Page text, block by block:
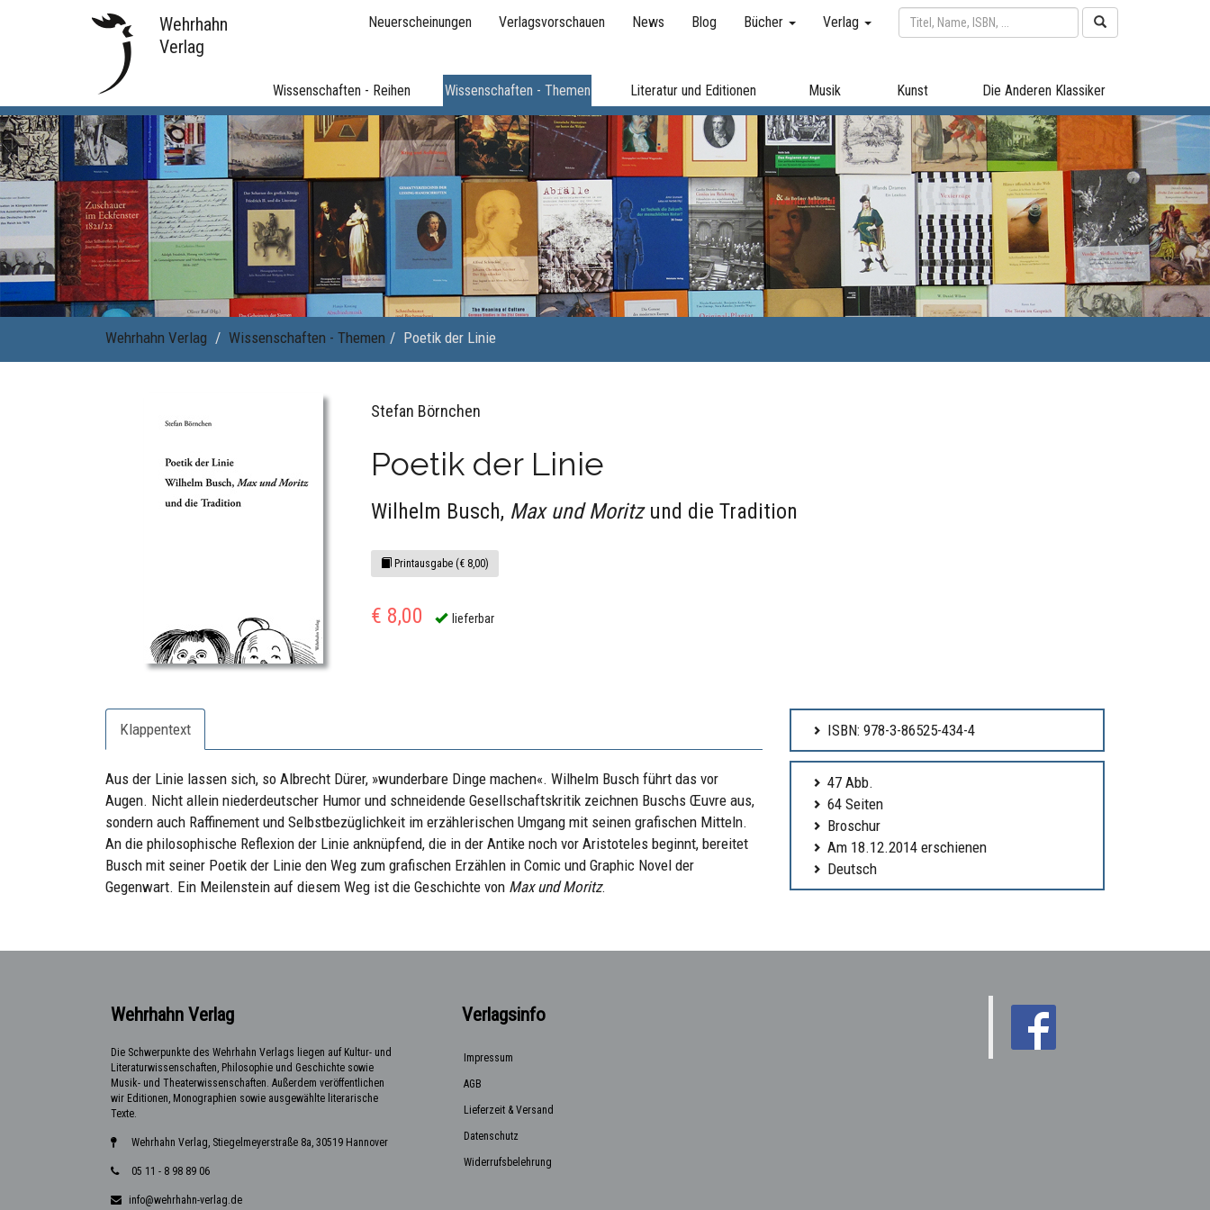
Wehrhahn
Verlag
Neuerscheinungen Verlagsvorschauen News Blog Bücher Verlag
Wissenschaften - Reihen Wissenschaften - Themen Literatur und Editionen Musik Kunst Die Anderen Klassiker
Wehrhahn Verlag Wissenschaften - Themen Poetik der Linie
Stefan Börnchen
Poetik der Linie
Wilhelm Busch, Max und Moritzund die Tradition
Printausgabe (€ 8,00)
€ 8,00 lieferbar
Klappentext
Aus der Linie lassen sich, so Albrecht Dürer, »wunderbare Dinge machen«. Wilhelm Busch führt das vor
Augen. Nicht allein niederdeutscher Humor und schneidende Gesellschaftskritik zeichnen Buschs Œuvre aus,
sondern auch Raffinement und Selbstbezüglichkeit im erzählerischen Umgang mit seinen grafischen Mitteln.
An die philosophische Reflexion der Linie anknüpfend, die in der Antike noch vor Aristoteles beginnt, bereitet
Busch mit seiner Poetik der Linie den Weg zum grafischen Erzählen in Comic und Graphic Novel der
Gegenwart. Ein Meilenstein auf diesem Weg ist die Geschichte von Max und Moritz.
ISBN: 978-3-86525-434-4
47 Abb.
64 Seiten
Broschur
Am 18.12.2014 erschienen
Deutsch
Wehrhahn Verlag
Die Schwerpunkte des Wehrhahn Verlags liegen auf Kultur- und
Literaturwissenschaften, Philosophie und Geschichte sowie
Musik- und Theaterwissenschaften. Außerdem veröffentlichen
wir Editionen, Monographien sowie ausgewählte literarische
Texte.
Wehrhahn Verlag, Stiegelmeyerstraße 8a, 30519 Hannover
05 11 - 8 98 89 06
info@wehrhahn-verlag.de
Verlagsinfo
Impressum
AGB
Lieferzeit & Versand
Datenschutz
Widerrufsbelehrung